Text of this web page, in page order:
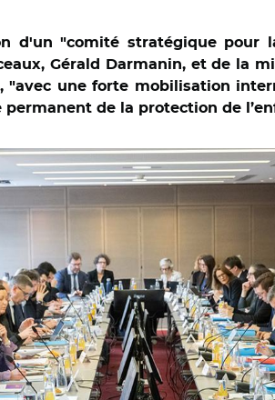
d'un "comité stratégique
Gérald Darmanin, et de la
"avec une forte mobilisation
de la protection de